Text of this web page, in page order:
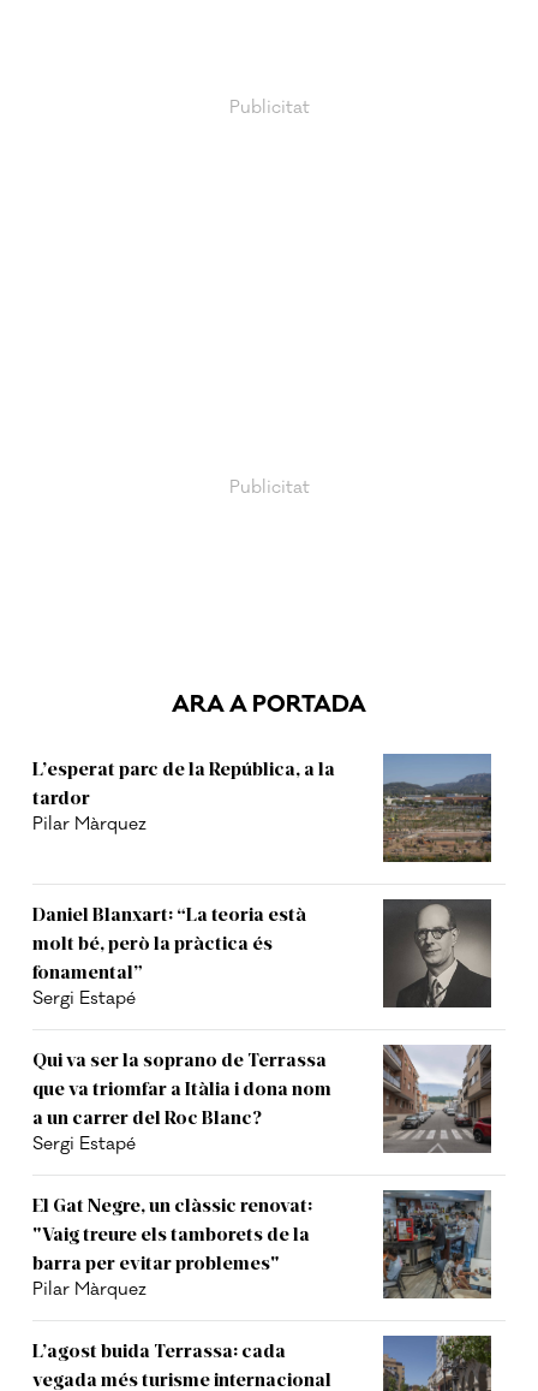
ARA A PORTADA
L’esperat parc de la República, a la
tardor
Pilar Màrquez
Daniel Blanxart: “La teoria està
molt bé, però la pràctica és
fonamental”
Sergi Estapé
Qui va ser la soprano de Terrassa
que va triomfar a Itàlia i dona nom
a un carrer del Roc Blanc?
Sergi Estapé
El Gat Negre, un clàssic renovat:
"Vaig treure els tamborets de la
barra per evitar problemes"
Pilar Màrquez
L’agost buida Terrassa: cada
vegada més turisme internacional